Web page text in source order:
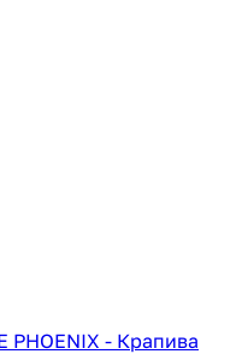
PHOENIX - Крапива